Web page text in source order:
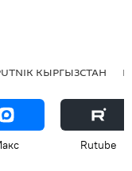
КЫРГЫЗСТАН
Rutube